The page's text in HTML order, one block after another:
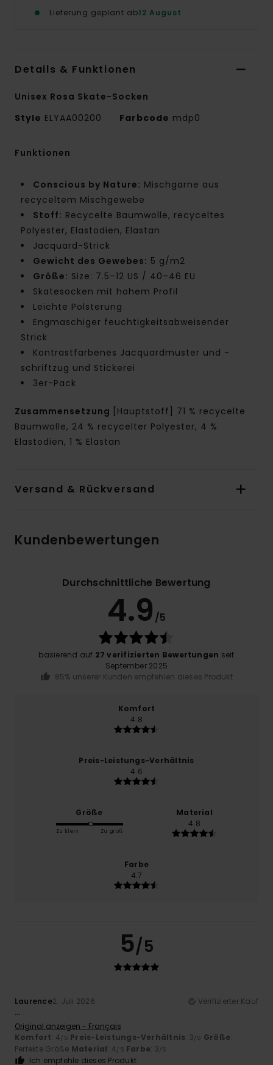
Lieferung geplant ab12 August
Details & Funktionen
Unisex Rosa Skate-Socken
Style ELYAA00200 Farbcode mdp0
Funktionen
Conscious by Nature: Mischgarne aus
recyceltem Mischgewebe
Stoff: Recycelte Baumwolle, recyceltes
Polyester, Elastodien, Elastan
Jacquard-Strick
Gewicht des Gewebes: 5 g/m2
Größe: Size: 7.5–12 US / 40–46 EU
Skatesocken mit hohem Profil
Leichte Polsterung
Engmaschiger feuchtigkeitsabweisender
Strick
Kontrastfarbenes Jacquardmuster und -
schriftzug und Stickerei
3er-Pack
Zusammensetzung
[Hauptstoff] 71 % recycelte
Baumwolle, 24 % recycelter Polyester, 4 %
Elastodien, 1 % Elastan
Versand & Rückversand
Kundenbewertungen
Durchschnittliche Bewertung
4.9 /5
basierend auf 27 verifizierten Bewertungen seit
September 2025
85% unserer Kunden empfehlen dieses Produkt
Komfort
4.8
Preis-Leistungs-Verhältnis
4.6
Größe
Zu klein Zu groß
Material
4.8
Farbe
4.7
5/5
Laurence2. Juli 2026
Verifizierter Kauf
...
Original anzeigen - Français
Komfort: 4/5 Preis-Leistungs-Verhältnis: 3/5 Größe:
Perfekte Größe Material: 4/5 Farbe: 3/5
Ich empfehle dieses Produkt